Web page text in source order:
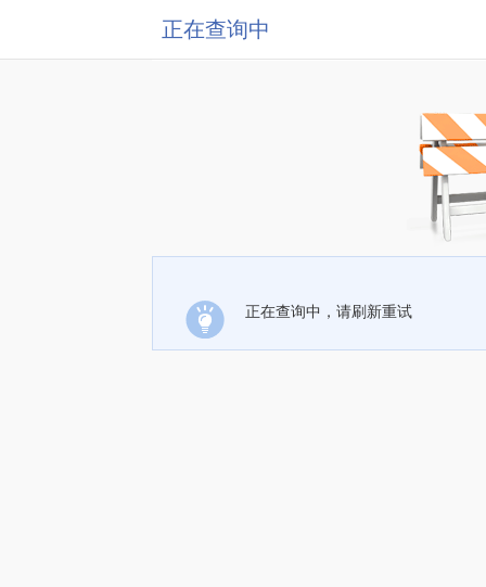
正在查询中
正在查询中，请刷新重试